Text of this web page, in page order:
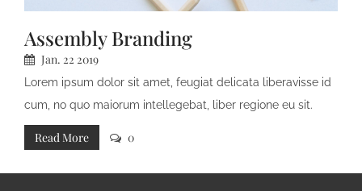
Assembly Branding
Jan. 22 2019
Lorem ipsum dolor sit amet, feugiat delicata liberavisse id
cum, no quo maiorum intellegebat, liber regione eu sit.
Mea cu case ludus integre, vide viderer eleifend ex mea.
His at soluta regione
Read More 0